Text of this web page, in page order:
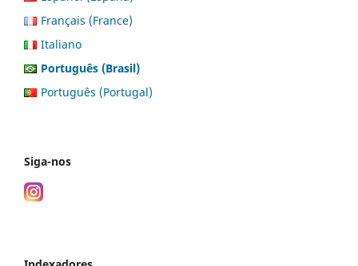
Français (France)
Italiano
Português (Brasil)
Português (Portugal)
Siga-nos